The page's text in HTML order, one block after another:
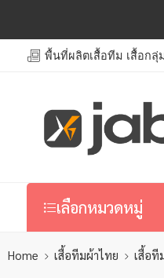
พื้นที่ผลิตเสื้อทีม เสื้อกลุ่
เลือกหมวดหมู่
Home เสื้อทีมผ้าไทย เสื้อที